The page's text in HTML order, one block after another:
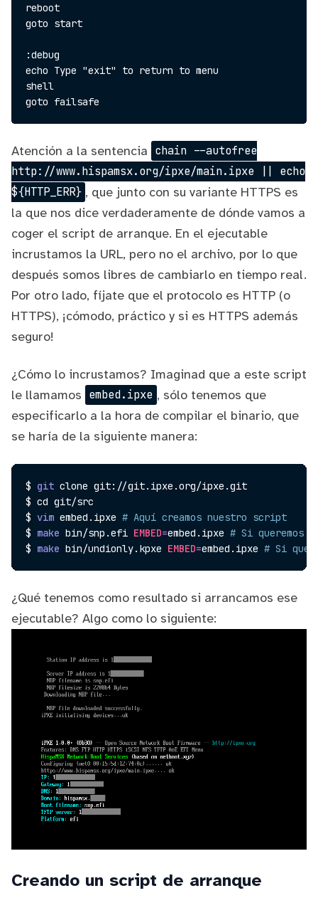
reboot
goto start
:debug
echo Type "exit" to return to menu
shell
Atención a la sentencia chain --autofree
http://www.hispamsx.org/ipxe/main.ipxe || echo
${HTTP_ERR} , que junto con su variante HTTPS es
la que nos dice verdaderamente de dónde vamos a
coger el script de arranque. En el ejecutable
incrustamos la URL, pero no el archivo, por lo que
después somos libres de cambiarlo en tiempo real.
Por otro lado, fíjate que el protocolo es HTTP (o
HTTPS), ¡cómodo, práctico y si es HTTPS además
seguro!
¿Cómo lo incrustamos? Imaginad que a este script
le llamamos embed.ipxe , sólo tenemos que
especificarlo a la hora de compilar el binario, que
se haría de la siguiente manera:
$ git clone git://git.ipxe.org/ipxe.git
$ cd git/src
$ vim embed.ipxe # Aquí creamos nuestro script
$ make bin/snp.efi EMBED=embed.ipxe # Si queremos
$ make bin/undionly.kpxe EMBED=embed.ipxe # Si
¿Qué tenemos como resultado si arrancamos ese
ejecutable? Algo como lo siguiente:
Creando un script de arranque